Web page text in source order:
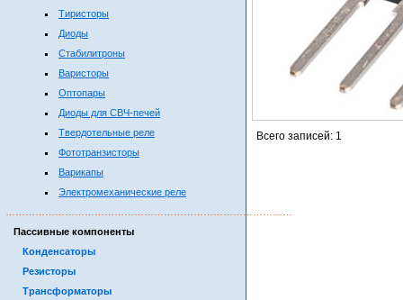
Тиристоры
Диоды
Стабилитроны
Варисторы
Оптопары
Диоды для СВЧ-печей
Твердотельные реле
Фототранзисторы
Варикапы
Электромеханические реле
Пассивные компоненты
Конденсаторы
Резисторы
Трансформаторы
Всего записей: 1